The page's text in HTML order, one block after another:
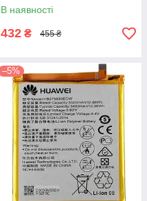
В наявності
432 ₴ 455 ₴
–5%